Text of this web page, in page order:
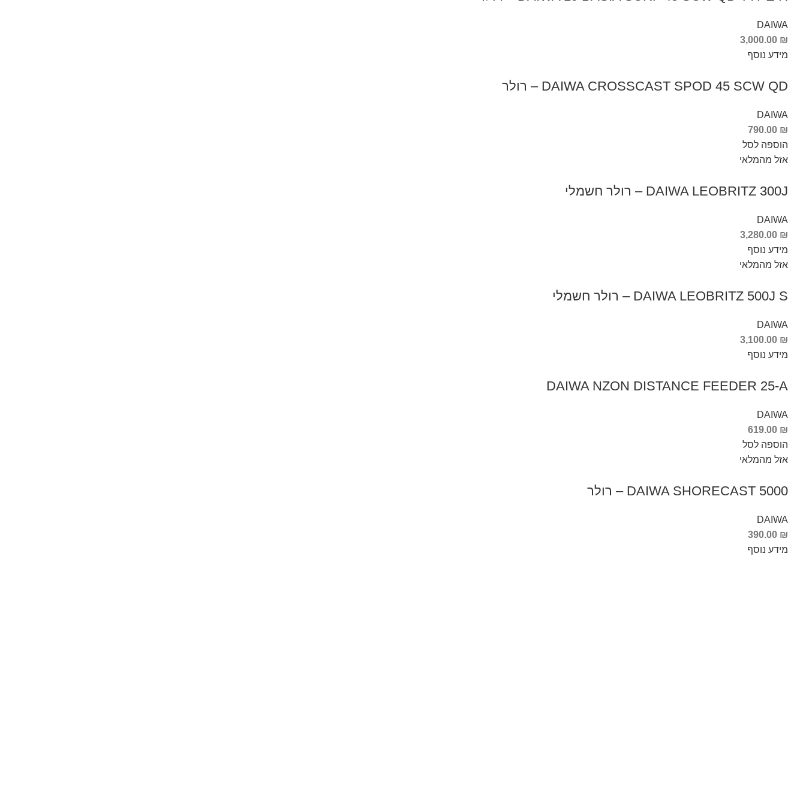
DAIWA
3,000.00 ₪
מידע נוסף
DAIWA CROSSCAST SPOD 45 SCW QD – רולר
DAIWA
790.00 ₪
הוספה לסל
אזל מהמלאי
DAIWA LEOBRITZ 300J – רולר חשמלי
DAIWA
3,280.00 ₪
מידע נוסף
אזל מהמלאי
DAIWA LEOBRITZ 500J S – רולר חשמלי
DAIWA
3,100.00 ₪
מידע נוסף
DAIWA NZON DISTANCE FEEDER 25-A
DAIWA
619.00 ₪
הוספה לסל
אזל מהמלאי
DAIWA SHORECAST 5000 – רולר
DAIWA
390.00 ₪
מידע נוסף